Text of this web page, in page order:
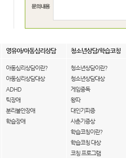
영유아/아동심리상담 청소년상담/학습코칭
아동심리상담이란?
아동심리상담대상
ADHD
틱장애
분리불안장애
학습장애
청소년상담이란?
청소년상담대상
게임중독
왕따
대인기피증
사춘기증상
학습코칭이란?
학습코칭 대상
코칭 프로그램